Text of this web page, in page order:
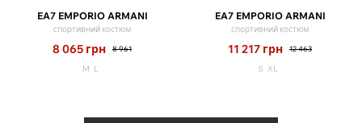
EA7 EMPORIO ARMANI
спортивний костюм
8 065 грн 8 961
M L
EA7 EMPORIO ARMANI
спортивний костюм
11 217 грн 12 463
S XL